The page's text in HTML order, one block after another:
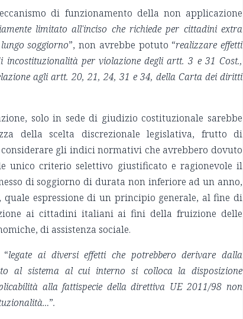
di funzionamento della non applicazione
limitato all'inciso che richiede per cittadini extra
soggiorno”, non avrebbe potuto “realizzare effetti
per violazione degli artt. 3 e 31 Cost.,
agli artt. 20, 21, 24, 31 e 34, della Carta dei diritti
solo in sede di giudizio costituzionale sarebbe
della scelta discrezionale legislativa, frutto di
gli indici normativi che avrebbero dovuto
unico criterio selettivo giustificato e ragionevole il
di soggiorno di durata non inferiore ad un anno,
quale espressione di un principio generale, al fine di
ai cittadini italiani ai fini della fruizione delle
di assistenza sociale.
legate ai diversi effetti che potrebbero derivare dalla
al sistema al cui interno si colloca la disposizione
alla fattispecie della direttiva UE 2011/98 non
”.